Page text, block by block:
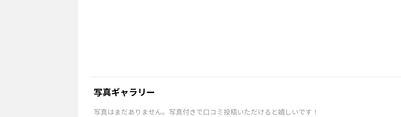
写真ギャラリー
写真はまだありません。写真付きで口コミ投稿いただけると嬉しいです！